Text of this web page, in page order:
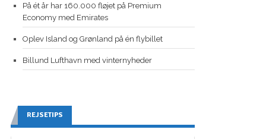
På ét år har 160.000 fløjet på Premium
Economy med Emirates
Oplev Island og Grønland på én flybillet
Billund Lufthavn med vinternyheder
REJSETIPS